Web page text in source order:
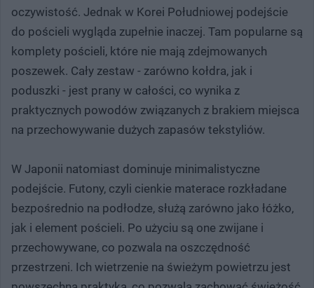
oczywistość. Jednak w Korei Południowej podejście
do pościeli wygląda zupełnie inaczej. Tam popularne są
komplety pościeli, które nie mają zdejmowanych
poszewek. Cały zestaw - zarówno kołdra, jak i
poduszki - jest prany w całości, co wynika z
praktycznych powodów związanych z brakiem miejsca
na przechowywanie dużych zapasów tekstyliów.
W Japonii natomiast dominuje minimalistyczne
podejście. Futony, czyli cienkie materace rozkładane
bezpośrednio na podłodze, służą zarówno jako łóżko,
jak i element pościeli. Po użyciu są one zwijane i
przechowywane, co pozwala na oszczędność
przestrzeni. Ich wietrzenie na świeżym powietrzu jest